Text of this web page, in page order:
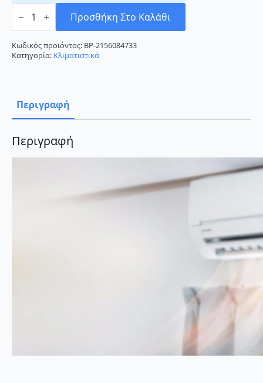
Toyotomi
Hiro
HTN20/HTG20-
12R32
Κλιματιστικό
Inverter
με
Ιονιστή
και
Fi
ποσότητα
Προσθήκη Στο Καλάθι
Κωδικός προϊόντος: BP-2156084733
Κατηγορία: Κλιματιστικά
Περιγραφή
Περιγραφή